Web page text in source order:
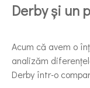
Derby și un
Acum că avem o
analizăm
Derby într-o